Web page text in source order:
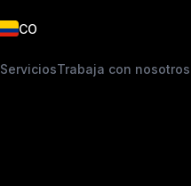
CO
ServiciosTrabaja con nosotros